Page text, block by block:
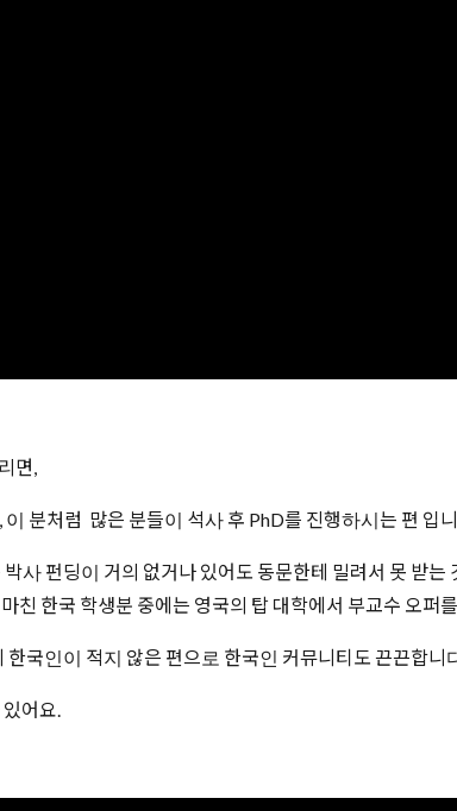
면,
분처럼 많은 분들이 석사 후 PhD를 진행하시는 편 입
사 펀딩이 거의 없거나 있어도 동문한테 밀려서 못 받
한국 학생분 중에는 영국의 탑 대학에서 부교수 오퍼
국인이 적지 않은 편으로 한국인 커뮤니티도 끈끈합니
어요.